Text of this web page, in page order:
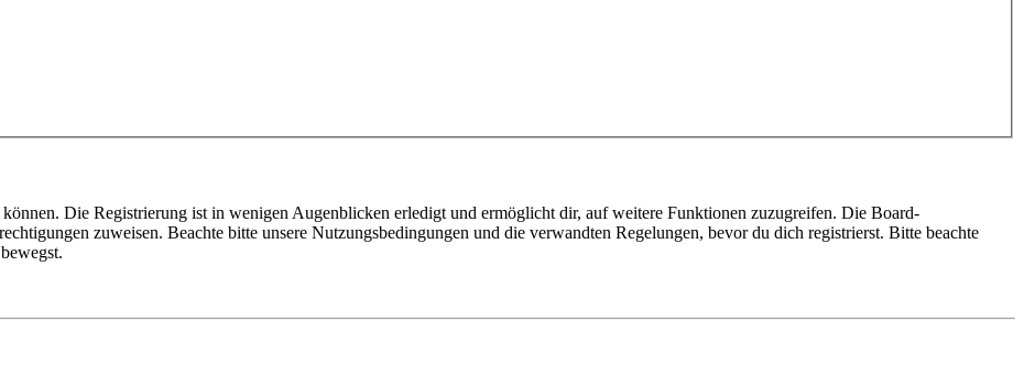
Die Registrierung ist in wenigen Augenblicken erledigt und ermöglicht dir, auf weitere Funktionen zuzugreifen. Die Board-
zuweisen. Beachte bitte unsere Nutzungsbedingungen und die verwandten Regelungen, bevor du dich registrierst. Bitte beachte